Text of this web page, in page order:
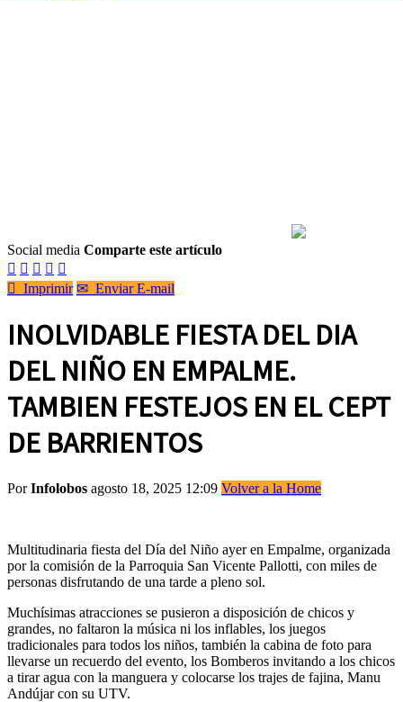
Social media Comparte este artículo
    
 Imprimir ✉ Enviar E-mail
INOLVIDABLE FIESTA DEL DIA
DEL NIÑO EN EMPALME.
TAMBIEN FESTEJOS EN EL CEPT
DE BARRIENTOS
PorInfolobos agosto 18, 2025 12:09 Volver a la Home
Multitudinaria fiesta del Día del Niño ayer en Empalme, organizada
por la comisión de la Parroquia San Vicente Pallotti, con miles de
personas disfrutando de una tarde a pleno sol.
Muchísimas atracciones se pusieron a disposición de chicos y
grandes, no faltaron la música ni los inflables, los juegos
tradicionales para todos los niños, también la cabina de foto para
llevarse un recuerdo del evento, los Bomberos invitando a los chicos
a tirar agua con la manguera y colocarse los trajes de fajina, Manu
Andújar con su UTV.